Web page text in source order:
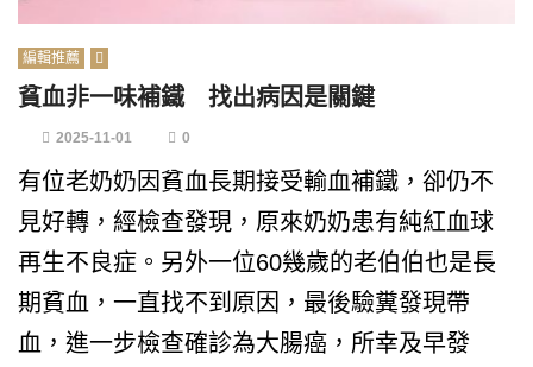
編輯推薦
貧血非一味補鐵 找出病因是關鍵
2025-11-01 0
有位老奶奶因貧血長期接受輸血補鐵，卻仍不
見好轉，經檢查發現，原來奶奶患有純紅血球
再生不良症。另外一位60幾歲的老伯伯也是長
期貧血，一直找不到原因，最後驗糞發現帶
血，進一步檢查確診為大腸癌，所幸及早發